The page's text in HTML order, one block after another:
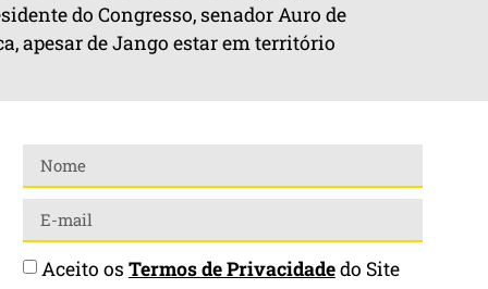
do Congresso, senador Auro de
apesar de Jango estar em território
Aceito os Termos de Privacidadedo Site